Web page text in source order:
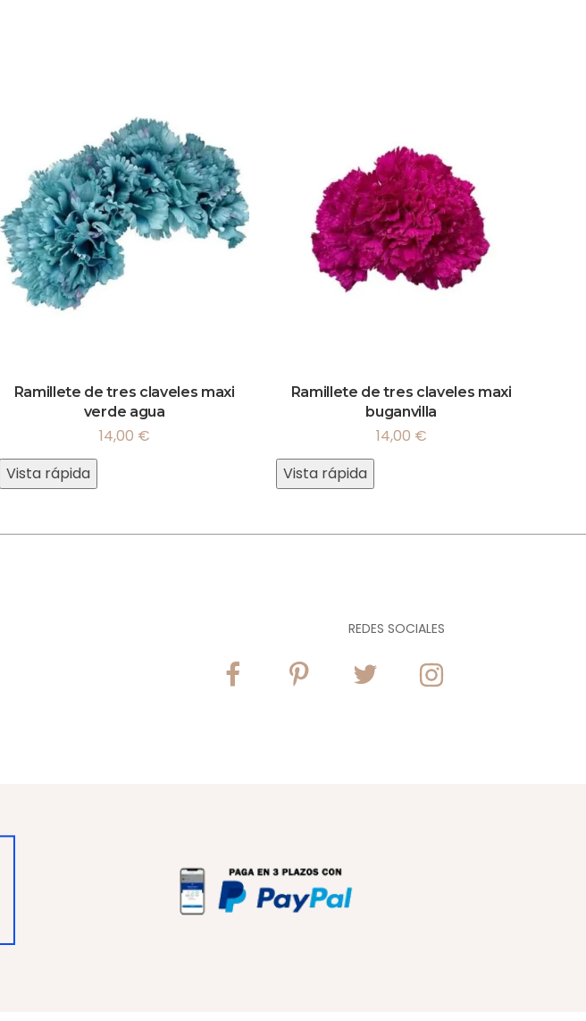
Ramillete de tres claveles maxi
verde agua
14,00 €
Vista rápida
Ramillete de tres claveles maxi
buganvilla
14,00 €
Vista rápida
REDES SOCIALES